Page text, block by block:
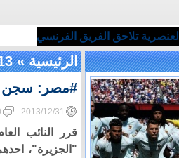
العنصرية تلاحق الفريق الفرنسي
الرئيسية»
#مصر: سجن ٣ صحافيين
2013/12/31